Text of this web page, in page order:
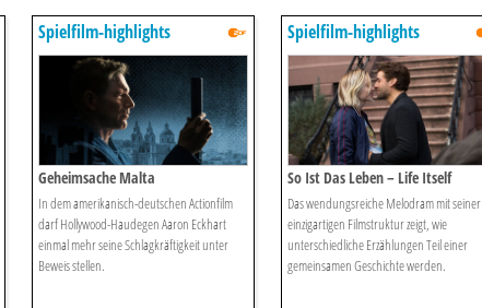
Spielfilm-highlights
Geheimsache Malta
In dem amerikanisch-deutschen Actionfilm
darf Hollywood-Haudegen Aaron Eckhart
einmal mehr seine Schlagkräftigkeit unter
Beweis stellen.
Spielfilm-highlights
So Ist Das Leben – Life Itself
Das wendungsreiche Melodram mit seiner
einzigartigen Filmstruktur zeigt, wie
unterschiedliche Erzählungen Teil einer
gemeinsamen Geschichte werden.